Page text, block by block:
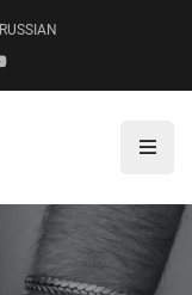
RUSSIAN